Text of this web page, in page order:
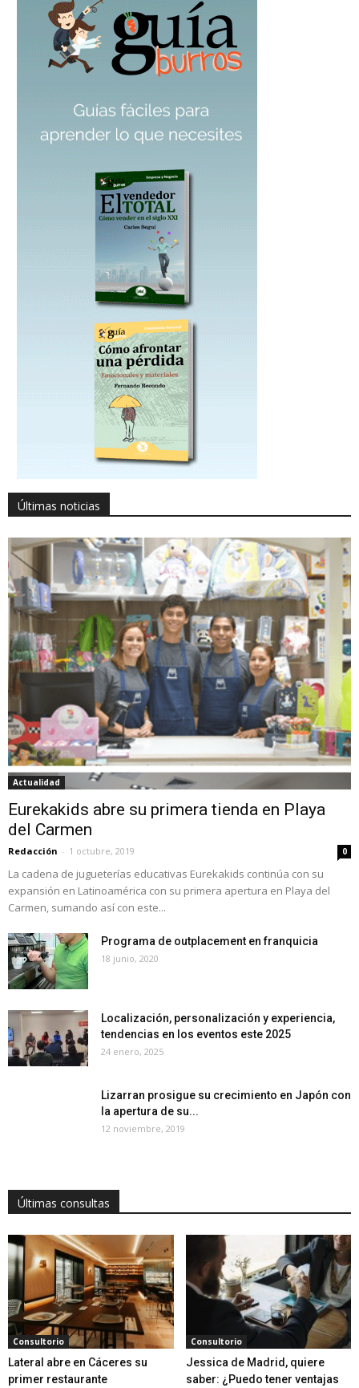
Últimas noticias
Actualidad
Eurekakids abre su primera tienda en Playa
del Carmen
Redacción - 1 octubre, 2019 0
La cadena de jugueterías educativas Eurekakids continúa con su
expansión en Latinoamérica con su primera apertura en Playa del
Carmen, sumando así con este...
Programa de outplacement en franquicia
18 junio, 2020
Localización, personalización y experiencia,
tendencias en los eventos este 2025
24 enero, 2025
Lizarran prosigue su crecimiento en Japón con
la apertura de su...
12 noviembre, 2019
Últimas consultas
Consultorio
Lateral abre en Cáceres su
primer restaurante
Consultorio
Jessica de Madrid, quiere
saber: ¿Puedo tener ventajas